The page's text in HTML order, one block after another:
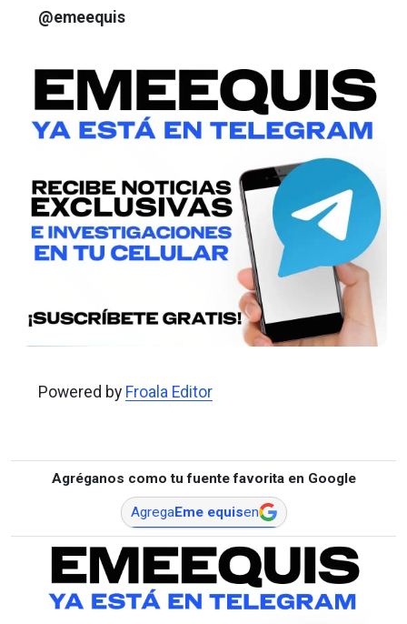
@emeequis
Powered by Froala Editor
Agréganos como tu fuente favorita en Google
AgregaEme equisen